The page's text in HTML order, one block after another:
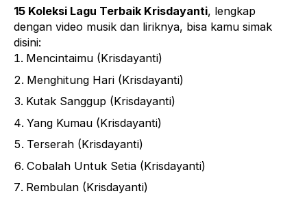
15 Koleksi Lagu Terbaik Krisdayanti, lengkap
dengan video musik dan liriknya, bisa kamu simak
disini:
Mencintaimu (Krisdayanti)
Menghitung Hari (Krisdayanti)
Kutak Sanggup (Krisdayanti)
Yang Kumau (Krisdayanti)
Terserah (Krisdayanti)
Cobalah Untuk Setia (Krisdayanti)
Rembulan (Krisdayanti)